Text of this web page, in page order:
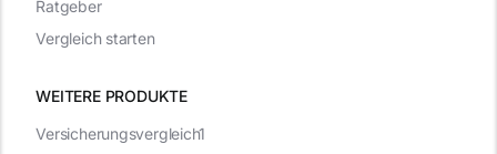
WEITERE PRODUKTE
Versicherungsvergleich1
Ratgeber
Vergleich starten